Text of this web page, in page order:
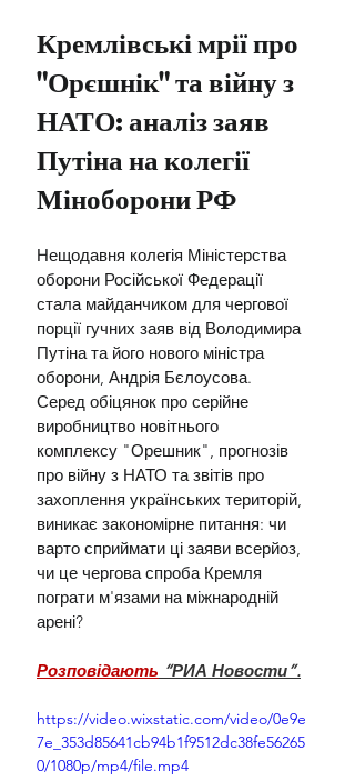
Кремлівські мрії про
"Орєшнік" та війну з
НАТО: аналіз заяв
Путіна на колегії
Міноборони РФ
Нещодавня колегія Міністерства
оборони Російської Федерації
стала майданчиком для чергової
порції гучних заяв від Володимира
Путіна та його нового міністра
оборони, Андрія Бєлоусова.
Серед обіцянок про серійне
виробництво новітнього
комплексу "Орешник", прогнозів
про війну з НАТО та звітів про
захоплення українських територій,
виникає закономірне питання: чи
варто сприймати ці заяви всерйоз,
чи це чергова спроба Кремля
пограти м'язами на міжнародній
арені?
Розповідають “РИА Новости”.
https://video.wixstatic.com/video/0e9e
7e_353d85641cb94b1f9512dc38fe56265
0/1080p/mp4/file.mp4